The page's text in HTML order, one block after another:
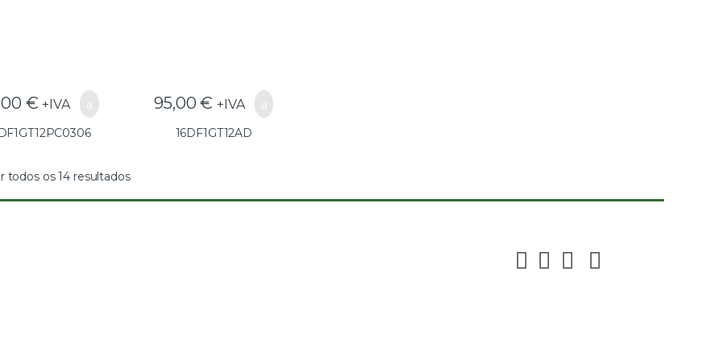
€ +IVA 95,00€ +IVA
16DF1GT12AD
todos os 14 resultados